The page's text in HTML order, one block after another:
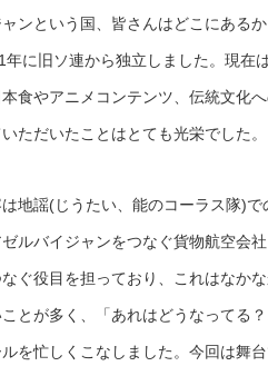
ンという国、皆さんはどこにある
年に旧ソ連から独立しました。現在
食やアニメコンテンツ、伝統文化
ただいたことはとても光栄でした。
地謡(じうたい、能のコーラス隊)
ルバイジャンをつなぐ貨物航空会
ぐ役目を担っており、これはなか
とが多く、「あれはどうなってる
を忙しくこなしました。今回は舞